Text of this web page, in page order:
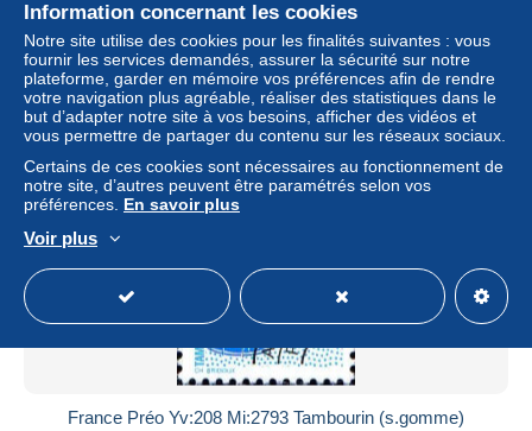
Statut Particulier
Nouveau
France Préo Yv:208 Mi:2793 Tambourin (s.gomme)
Information concernant les cookies
Notre site utilise des cookies pour les finalités suivantes : vous
fournir les services demandés, assurer la sécurité sur notre
plateforme, garder en mémoire vos préférences afin de rendre
votre navigation plus agréable, réaliser des statistiques dans le
but d’adapter notre site à vos besoins, afficher des vidéos et
vous permettre de partager du contenu sur les réseaux sociaux.
Certains de ces cookies sont nécessaires au fonctionnement de
notre site, d’autres peuvent être paramétrés selon vos
préférences. En savoir plus
Voir plus